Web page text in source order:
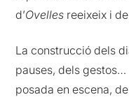
d’Ovelles reeixeix i
La construcció dels
pauses, dels gestos…
posada en escena,